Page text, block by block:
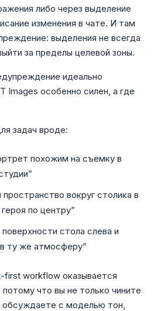
либо через выделение
изменения в чате. И там
выделения не всегда
за пределы целевой зоны.
идеально
Images особенно силен, а где
задач вроде:
похожим на съемку в
вокруг столика в
по центру”
стола слева и
ту же атмосферу”
first workflow оказывается
что вы не только чините
обсуждаете с моделью тон,